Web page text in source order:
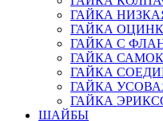
ГАЙКА
ГАЙКА
ГАЙКА С
ГАЙКА
ГАЙКА
ГАЙКА
ГАЙКА
ШАЙБЫ